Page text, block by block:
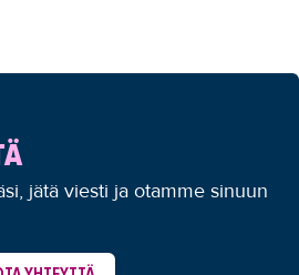
jätä viesti ja otamme sinuun